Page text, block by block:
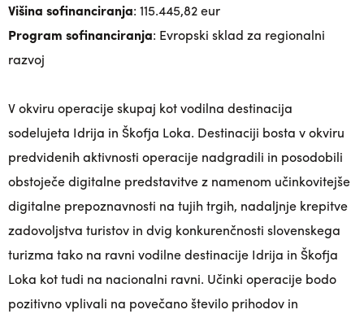
Višina sofinanciranja: 115.445,82 eur
Program sofinanciranja: Evropski sklad za regionalni
razvoj
V okviru operacije skupaj kot vodilna destinacija
sodelujeta Idrija in Škofja Loka. Destinaciji bosta v okviru
predvidenih aktivnosti operacije nadgradili in posodobili
obstoječe digitalne predstavitve z namenom učinkovitejše
digitalne prepoznavnosti na tujih trgih, nadaljnje krepitve
zadovoljstva turistov in dvig konkurenčnosti slovenskega
turizma tako na ravni vodilne destinacije Idrija in Škofja
Loka kot tudi na nacionalni ravni. Učinki operacije bodo
pozitivno vplivali na povečano število prihodov in